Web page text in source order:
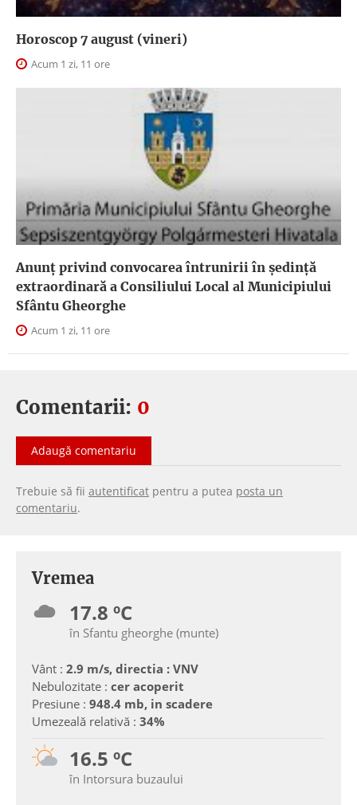
Horoscop 7 august (vineri)
Acum 1 zi, 11 ore
Anunţ privind convocarea întrunirii în şedinţă
extraordinară a Consiliului Local al Municipiului
Sfântu Gheorghe
Acum 1 zi, 11 ore
Comentarii: 0
Adaugă comentariu
Trebuie să fii autentificat pentru a putea posta un
comentariu.
Vremea
17.8 ºC
în Sfantu gheorghe (munte)
Vânt : 2.9 m/s, directia : VNV
Nebulozitate : cer acoperit
Presiune : 948.4 mb, in scadere
Umezeală relativă : 34%
16.5 ºC
în Intorsura buzaului